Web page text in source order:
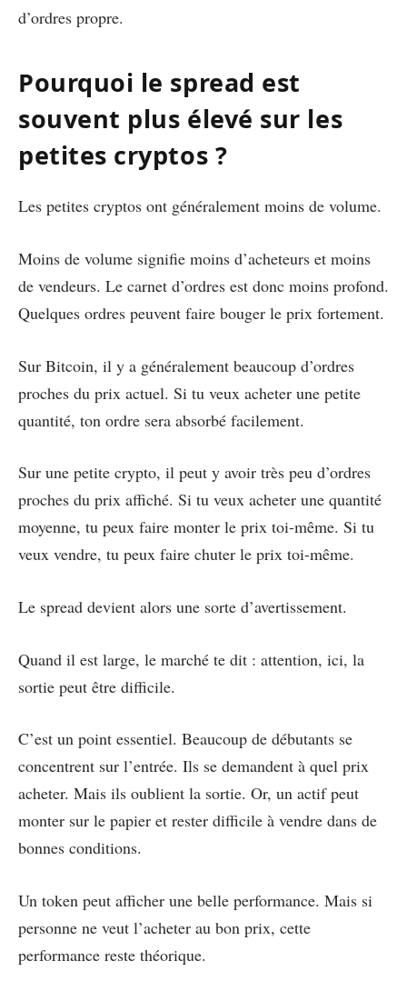
d’ordres propre.
Pourquoi le spread est
souvent plus élevé sur les
petites cryptos ?
Les petites cryptos ont généralement moins de volume.
Moins de volume signifie moins d’acheteurs et moins
de vendeurs. Le carnet d’ordres est donc moins profond.
Quelques ordres peuvent faire bouger le prix fortement.
Sur Bitcoin, il y a généralement beaucoup d’ordres
proches du prix actuel. Si tu veux acheter une petite
quantité, ton ordre sera absorbé facilement.
Sur une petite crypto, il peut y avoir très peu d’ordres
proches du prix affiché. Si tu veux acheter une quantité
moyenne, tu peux faire monter le prix toi-même. Si tu
veux vendre, tu peux faire chuter le prix toi-même.
Le spread devient alors une sorte d’avertissement.
Quand il est large, le marché te dit : attention, ici, la
sortie peut être difficile.
C’est un point essentiel. Beaucoup de débutants se
concentrent sur l’entrée. Ils se demandent à quel prix
acheter. Mais ils oublient la sortie. Or, un actif peut
monter sur le papier et rester difficile à vendre dans de
bonnes conditions.
Un token peut afficher une belle performance. Mais si
personne ne veut l’acheter au bon prix, cette
performance reste théorique.